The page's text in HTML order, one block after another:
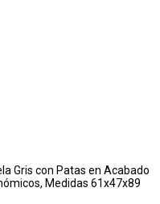
Gris con Patas en Acabado
Medidas 61x47x89